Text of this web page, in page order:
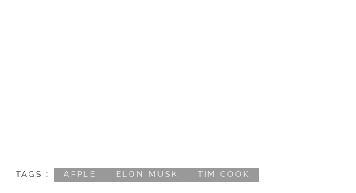
TAGS : APPLE ELON MUSK TIM COOK